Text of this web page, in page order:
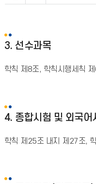
3. 선수과목
학칙 제8조, 학칙시행세칙
4. 종합시험 및 외국어
학칙 제25조 내지 제27조,